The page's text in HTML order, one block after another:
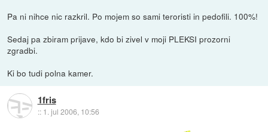
Pa ni nihce nic razkril. Po mojem so sami teroristi in pedofili. 100%!
Sedaj pa zbiram prijave, kdo bi zivel v moji PLEKSI prozorni
zgradbi.
Ki bo tudi polna kamer.
1fris
:: 1. jul 2006, 10:56